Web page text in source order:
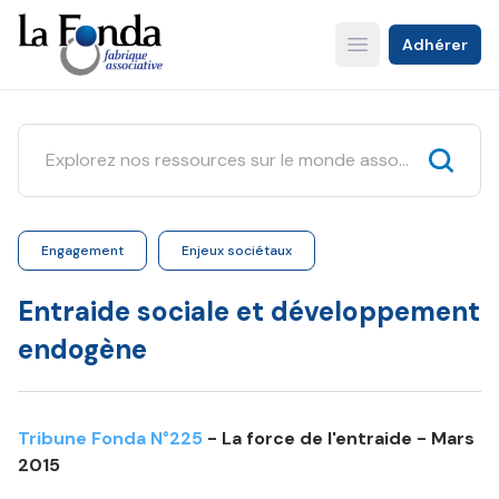
Aller
au
contenu
principal
Open main menu
Adhérer
Engagement Enjeux sociétaux
Entraide sociale et développement
endogène
Tribune Fonda N°225 - La force de l'entraide - Mars
2015